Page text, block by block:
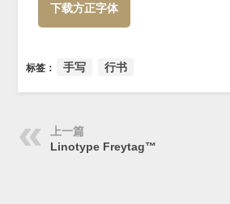
下载方正字体
标签： 手写 行书
上一篇
Linotype Freytag™